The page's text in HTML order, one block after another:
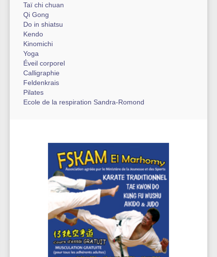
Taï chi chuan
Qi Gong
Do in shiatsu
Kendo
Kinomichi
Yoga
Éveil corporel
Calligraphie
Feldenkrais
Pilates
Ecole de la respiration Sandra-Romond